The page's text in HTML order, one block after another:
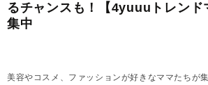
るチャンスも！【4yuuuトレンド
集中
美容やコスメ、ファッションが好きなママたちが